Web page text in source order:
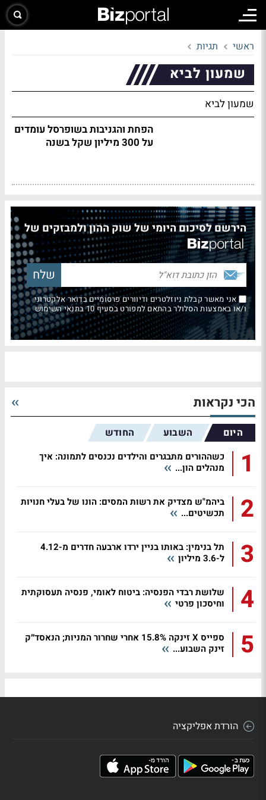
ראשי תגיות
שמעון לביא
שמעון לביא
הפחת והגניבות בשופרסל עומדים
על 300 מיליון שקל בשנה
הירשם לסיכום היומי של שוק ההון ולמבזקים של
אני מאשר קבלת ניוזלטרים ודיוורים פרסומיים בדואר אלקטרוני
ו/או באמצעות הסלולר בהתאם למפורט בסעיף 10 בתנאי השימוש
הכי נקראות
היום השבוע החודש
1
כשההורים מתבגרים והילדים נכנסים לתמונה: איך
מנהלים הון...
2
ביהמ"ש מצדיק את רשות המסים: הונו של בעלי חנויות
תכשיטים...
3
תל בנימין: באותו בניין ירדו ארבעה חדרים מ-4.12
ל-3.6 מיליון
4
שלושת רבדי הפנסיה: ביטוח לאומי, פנסיה תעסוקתית
וחיסכון פרטי
5
ספייס X זינקה 15.8% אחרי שחרור המניות; הנאסד״ק
זינק השבוע...
הורדת אפליקציה